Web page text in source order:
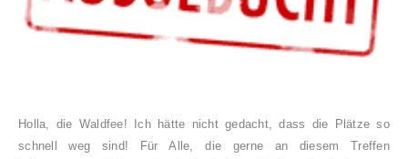
Holla , die Waldfee! Ich hätte nichtgedacht, dass die Plätze so
schnell weg sind! Für Alle , die gerne an diesem Treffen